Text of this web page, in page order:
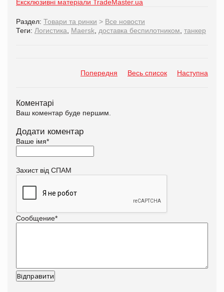
Ексклюзивні матеріали TradeMaster.ua
Раздел: Товари та ринки > Все новости
Теги: Логистика Maersk доставка беспилотником танкер
Попередня Весь список Наступна
Коментарі
Ваш коментар буде першим.
Додати коментар
Ваше імя*
Захист від СПАМ
Сообщение*